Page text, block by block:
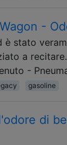
-
è stato
a
-
gasoline
di